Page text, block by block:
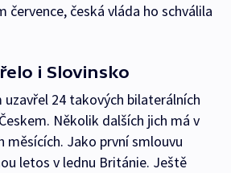
července, česká vláda ho schválila
i Slovinsko
uzavřel 24 takových bilaterálních
Několik dalších jich má v
měsících. Jako první smlouvu
letos v lednu Británie. Ještě